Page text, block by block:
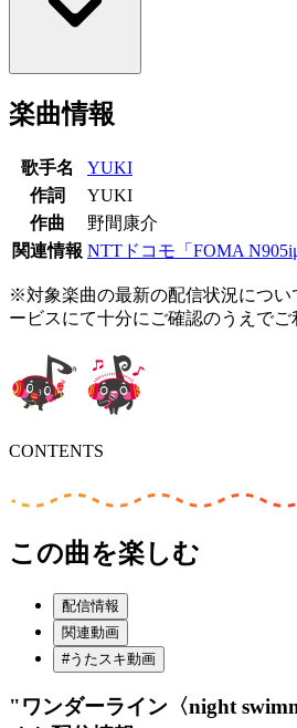
楽曲情報
歌手名
YUKI
作詞
YUKI
作曲
野間康介
関連情報 NTTドコモ「FOMA
※対象楽曲の最新の配信状況につい
ービスにて十分にご確認のうえでご
CONTENTS
この曲を楽しむ
配信情報
関連動画
#うたスキ動画
"ワンダーライン〈night